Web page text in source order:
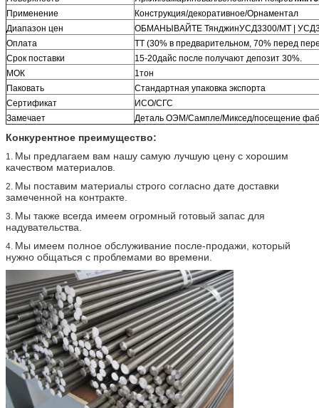
Применение
Конструкция/декоративное/Орнаментал
Диапазон цен
ОБМАНЫВАЙТЕ ТянджинУСД3300/МТ |
Оплата
ТТ (30% в предварительном, 70% перед
Срок поставки
15-20дайс после получают депозит 30%.
МОК
1тон
Паковать
Стандартная упаковка экспорта
Сертификат
ИСО/СГС
Замечает
Деталь ОЭМ/Сампле/Миксед/посещение
Конкурентное преимущество:
1. Мы предлагаем вам нашу самую лучшую цену с хорошим
качеством материалов.
2. Мы поставим материалы строго согласно дате доставки
замеченной на контракте.
3. Мы также всегда имеем огромный готовый запас для
надувательства.
4. Мы имеем полное обслуживание после-продажи, который
нужно общаться с проблемами во времени.